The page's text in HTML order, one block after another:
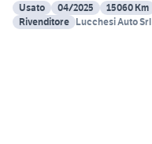
Usato
04/2025 15060 Km
Rivenditore Lucchesi Auto Srl